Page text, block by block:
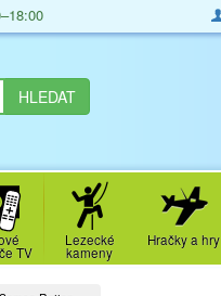
TV
Lezecké
kameny
Hračky a hry